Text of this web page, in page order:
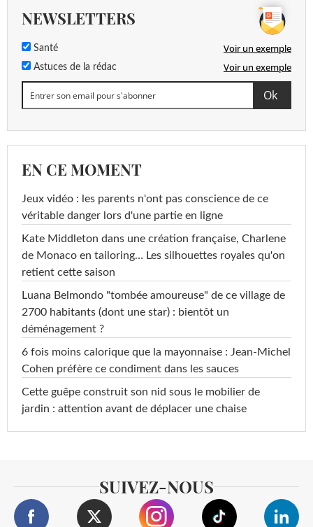
NEWSLETTERS
Santé Voir un exemple
Astuces de la rédac Voir un exemple
EN CE MOMENT
Jeux vidéo : les parents n'ont pas conscience de ce
véritable danger lors d'une partie en ligne
Kate Middleton dans une création française, Charlene
de Monaco en tailoring… Les silhouettes royales qu'on
retient cette saison
Luana Belmondo "tombée amoureuse" de ce village de
2700 habitants (dont une star) : bientôt un
déménagement ?
6 fois moins calorique que la mayonnaise : Jean-Michel
Cohen préfère ce condiment dans les sauces
Cette guêpe construit son nid sous le mobilier de
jardin : attention avant de déplacer une chaise
SUIVEZ-NOUS